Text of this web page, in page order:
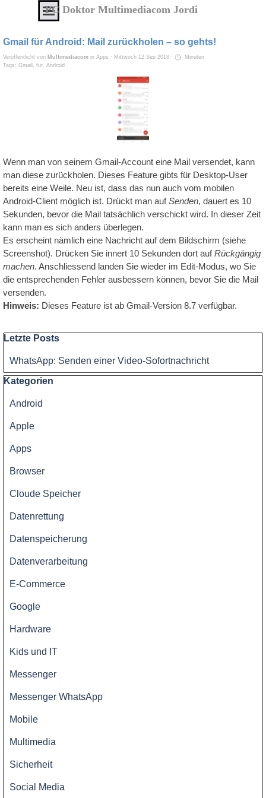
Direkt zum SeiteninhaltPC Doktor Multimediacom Jordi
IT
Service
von
A
Hand
zu
erschwinglichen
Preisen
Service
-
Qualität
-
Menü überspringen
Gmail für Android: Mail zurückholen – so gehts!
Veröffentlicht von Multimediacom in Apps · Mittwoch 12 Sep 2018 ·
Minuten
Tags: Gmail , für, Android
Wenn man von seinem Gmail-Account eine Mail versendet, kann
man diese zurückholen. Dieses Feature gibts für Desktop-User
bereits eine Weile. Neu ist, dass das nun auch vom mobilen
Android-Client möglich ist. Drückt man aufSenden, dauert es 10
Sekunden, bevor die Mail tatsächlich verschickt wird. In dieser Zeit
kann man es sich anders überlegen.
Es erscheint nämlich eine Nachricht auf dem Bildschirm (siehe
Screenshot). Drücken Sie innert 10 Sekunden dort aufRückgängig
machen. Anschliessend landen Sie wieder im Edit-Modus, wo Sie
die entsprechenden Fehler ausbessern können, bevor Sie die Mail
versenden.
Hinweis: Dieses Feature ist ab Gmail-Version 8.7 verfügbar.
Block überspringen Letzte Posts
Letzte Posts
WhatsApp: Senden einer Video-Sofortnachricht
Block überspringen Kategorien
Kategorien
Android
Apple
Apps
Browser
Cloude Speicher
Datenrettung
Datenspeicherung
Datenverarbeitung
E-Commerce
Google
Hardware
Kids und IT
Messenger
Messenger WhatsApp
Mobile
Multimedia
Sicherheit
Social Media